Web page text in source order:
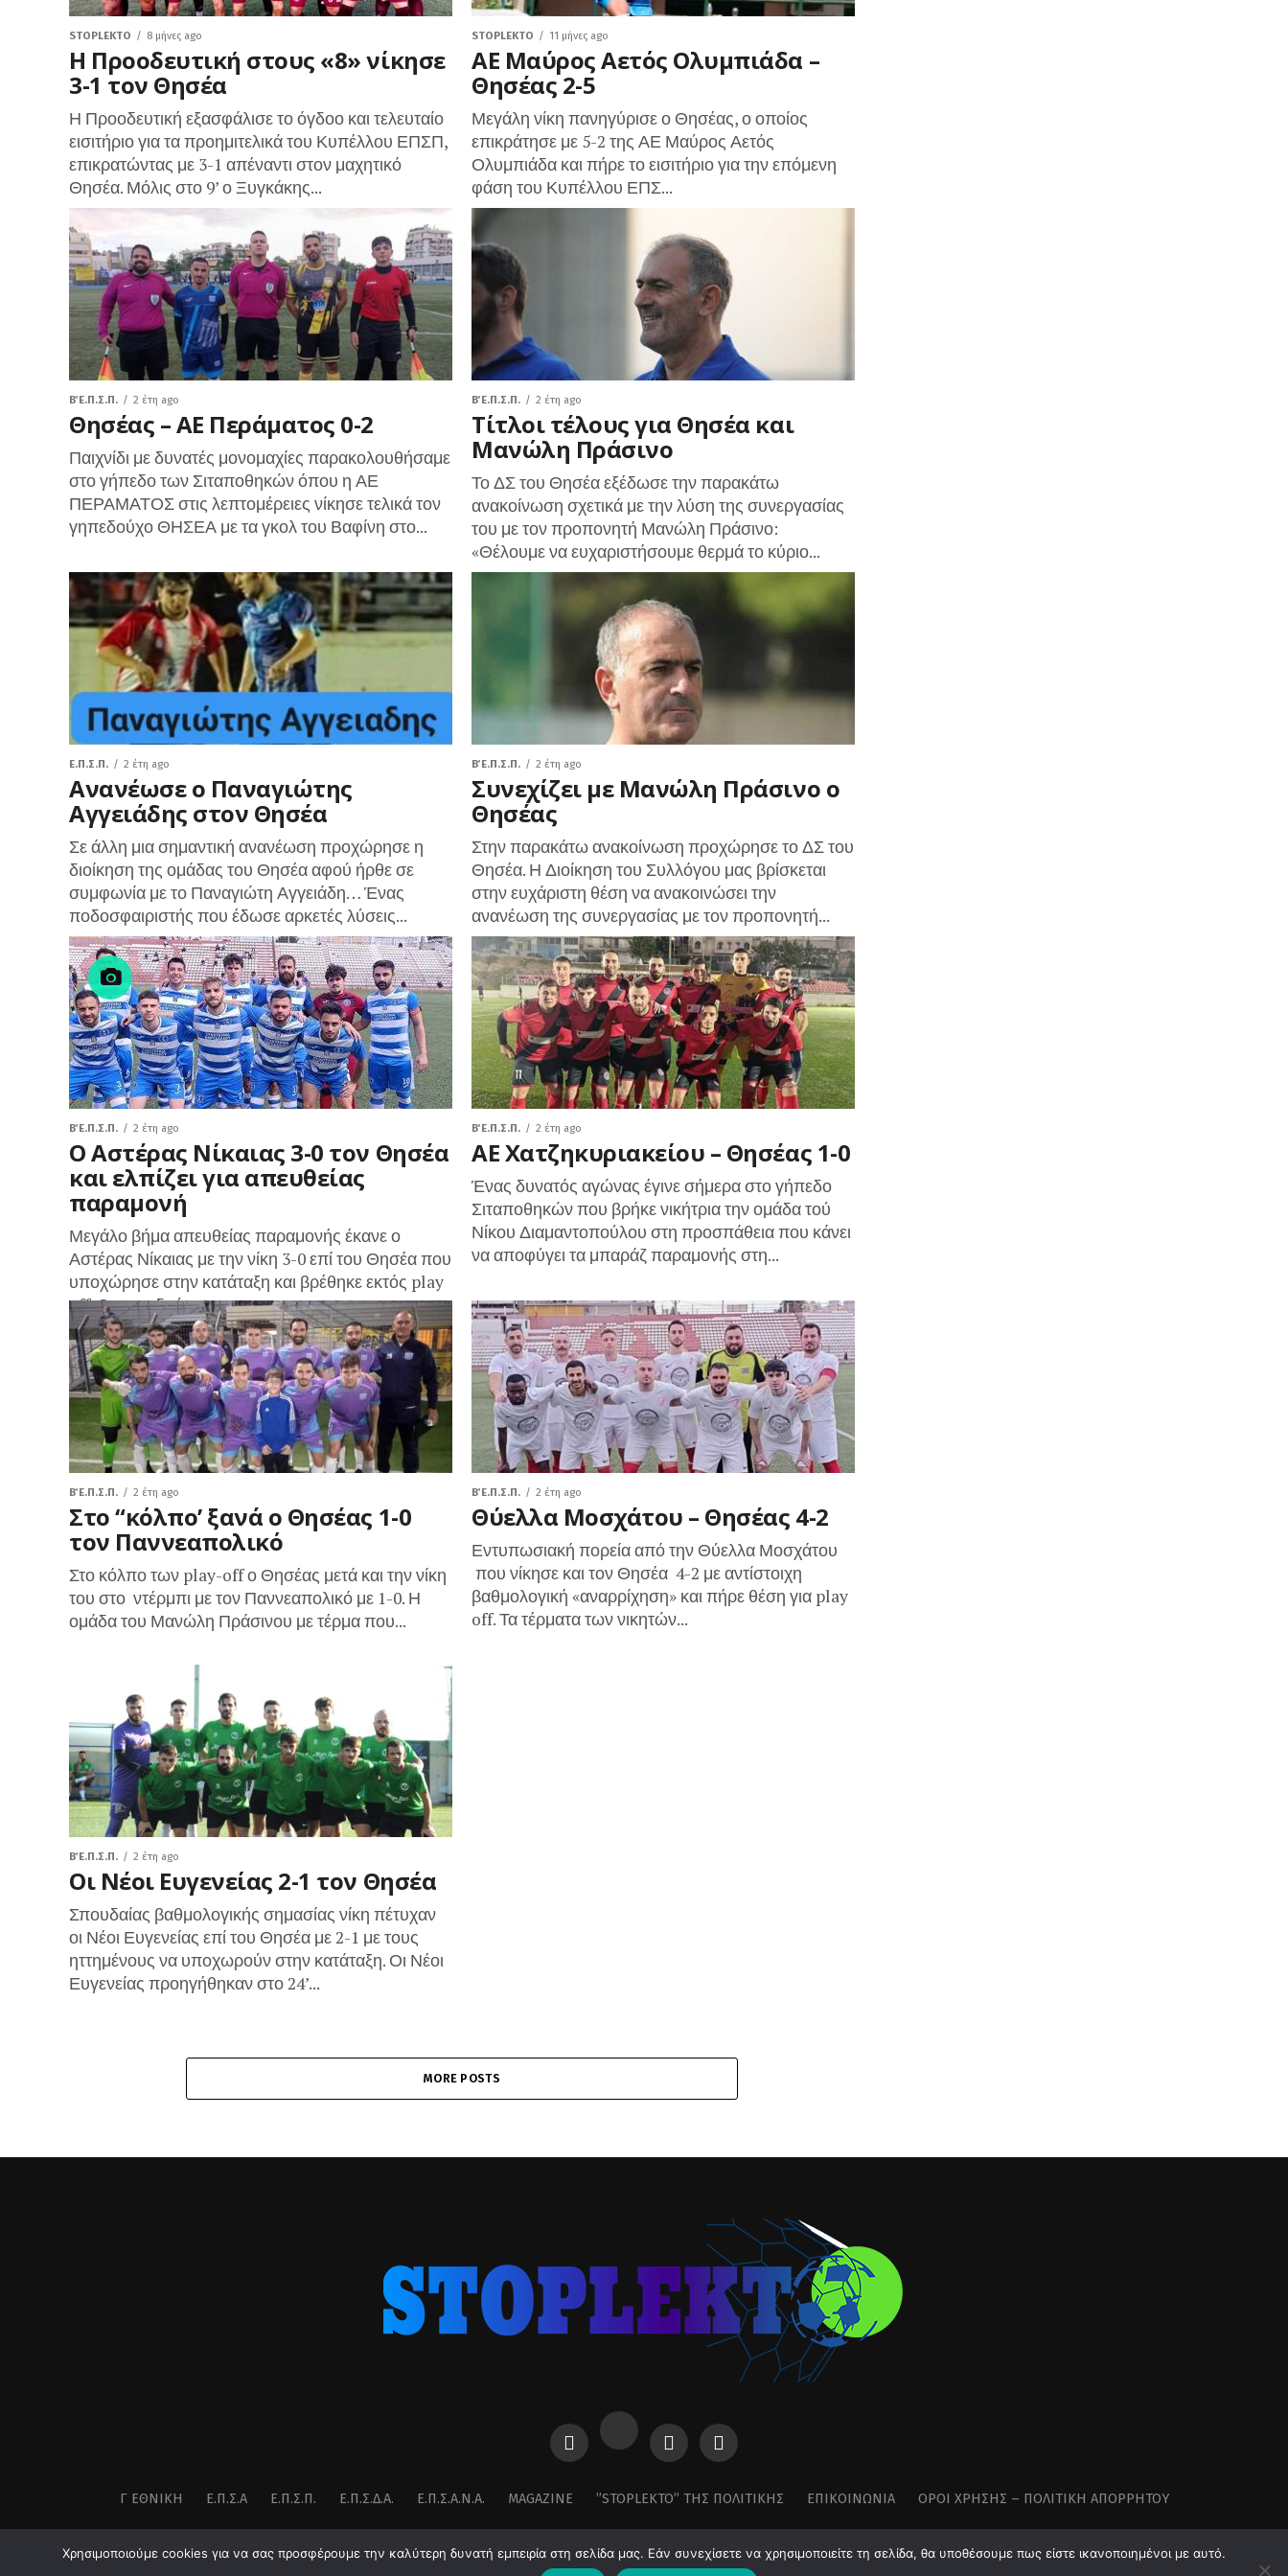
STOPLEKTO 8 μήνες ago
Η Προοδευτική στους «8» νίκησε
3-1 τον Θησέα
Η Προοδευτική εξασφάλισε το όγδοο και τελευταίο
εισιτήριο για τα προημιτελικά του Κυπέλλου ΕΠΣΠ,
επικρατώντας με 3-1 απέναντι στον μαχητικό
Θησέα. Μόλις στο 9’ ο Ξυγκάκης...
STOPLEKTO 11 μήνες ago
ΑΕ Μαύρος Αετός Ολυμπιάδα –
Θησέας 2-5
Μεγάλη νίκη πανηγύρισε ο Θησέας, ο οποίος
επικράτησε με 5-2 της ΑΕ Μαύρος Αετός
Ολυμπιάδα και πήρε το εισιτήριο για την επόμενη
φάση του Κυπέλλου ΕΠΣ...
Β΄ Ε.Π.Σ.Π. 2 έτη ago
Θησέας – ΑΕ Περάματος 0-2
Παιχνίδι με δυνατές μονομαχίες παρακολουθήσαμε
στο γήπεδο των Σιταποθηκών όπου η ΑΕ
ΠΕΡΑΜΑΤΟΣ στις λεπτομέρειες νίκησε τελικά τον
γηπεδούχο ΘΗΣΕΑ με τα γκολ του Βαφίνη στο...
Β΄ Ε.Π.Σ.Π. 2 έτη ago
Τίτλοι τέλους για Θησέα και
Μανώλη Πράσινο
Το ΔΣ του Θησέα εξέδωσε την παρακάτω
ανακοίνωση σχετικά με την λύση της συνεργασίας
του με τον προπονητή Μανώλη Πράσινο:
«Θέλουμε να ευχαριστήσουμε θερμά το κύριο...
Ε.Π.Σ.Π. 2 έτη ago
Ανανέωσε ο Παναγιώτης
Αγγειάδης στον Θησέα
Σε άλλη μια σημαντική ανανέωση προχώρησε η
διοίκηση της ομάδας του Θησέα αφού ήρθε σε
συμφωνία με το Παναγιώτη Αγγειάδη… Ένας
ποδοσφαιριστής που έδωσε αρκετές λύσεις...
Β΄ Ε.Π.Σ.Π. 2 έτη ago
Συνεχίζει με Μανώλη Πράσινο ο
Θησέας
Στην παρακάτω ανακοίνωση προχώρησε το ΔΣ του
Θησέα. Η Διοίκηση του Συλλόγου μας βρίσκεται
στην ευχάριστη θέση να ανακοινώσει την
ανανέωση της συνεργασίας με τον προπονητή...
Β΄ Ε.Π.Σ.Π. 2 έτη ago
Ο Αστέρας Νίκαιας 3-0 τον Θησέα
και ελπίζει για απευθείας
παραμονή
Μεγάλο βήμα απευθείας παραμονής έκανε ο
Αστέρας Νίκαιας με την νίκη 3-0 επί του Θησέα που
υποχώρησε στην κατάταξη και βρέθηκε εκτός play
off. Οι γηπεδούχοι...
Β΄ Ε.Π.Σ.Π. 2 έτη ago
ΑΕ Χατζηκυριακείου – Θησέας 1-0
Ένας δυνατός αγώνας έγινε σήμερα στο γήπεδο
Σιταποθηκών που βρήκε νικήτρια την ομάδα τού
Νίκου Διαμαντοπούλου στη προσπάθεια που κάνει
να αποφύγει τα μπαράζ παραμονής στη...
Β΄ Ε.Π.Σ.Π. 2 έτη ago
Στο “κόλπο’ ξανά ο Θησέας 1-0
τον Παννεαπολικό
Στο κόλπο των play-off ο Θησέας μετά και την νίκη
του στο ντέρμπι με τον Παννεαπολικό με 1-0. Η
ομάδα του Μανώλη Πράσινου με τέρμα που...
Β΄ Ε.Π.Σ.Π. 2 έτη ago
Θύελλα Μοσχάτου – Θησέας 4-2
Εντυπωσιακή πορεία από την Θύελλα Μοσχάτου
που νίκησε και τον Θησέα 4-2 με αντίστοιχη
βαθμολογική «αναρρίχηση» και πήρε θέση για play
off. Τα τέρματα των νικητών...
Β΄ Ε.Π.Σ.Π. 2 έτη ago
Οι Νέοι Ευγενείας 2-1 τον Θησέα
Σπουδαίας βαθμολογικής σημασίας νίκη πέτυχαν
οι Νέοι Ευγενείας επί του Θησέα με 2-1 με τους
ηττημένους να υποχωρούν στην κατάταξη. Οι Νέοι
Ευγενείας προηγήθηκαν στο 24’...
MORE POSTS
Γ ΕΘΝΙΚΉ Ε.Π.Σ.Α Ε.Π.Σ.Π. Ε.Π.Σ.Δ.Α. Ε.Π.Σ.Α.Ν.Α. MAGAZINE ”STOPLEKTO” ΤΗΣ ΠΟΛΙΤΙΚΗΣ ΕΠΙΚΟΙΝΩΝΊΑ ΌΡΟΙ ΧΡΉΣΗΣ – ΠΟΛΙΤΙΚΉ ΑΠΟΡΡΉΤΟΥ
Χρησιμοποιούμε cookies για να σας προσφέρουμε την καλύτερη δυνατή εμπειρία στη σελίδα μας. Εάν συνεχίσετε να χρησιμοποιείτε τη σελίδα, θα υποθέσουμε πως είστε ικανοποιημένοι με αυτό.